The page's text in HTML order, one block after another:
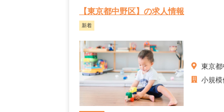
【東京都中野区】の求人情報
新着
東京都
小規模